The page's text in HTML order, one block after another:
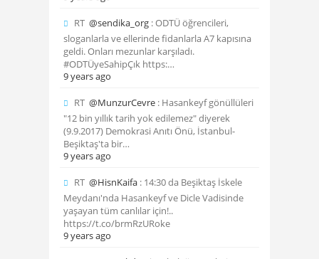
RT @sendika_org : ODTÜ öğrencileri,
sloganlarla ve ellerinde fidanlarla A7 kapısına
geldi. Onları mezunlar karşıladı.
#ODTÜyeSahipÇık https:…
9 years ago
RT @MunzurCevre : Hasankeyf gönüllüleri
"12 bin yıllık tarih yok edilemez" diyerek
(9.9.2017) Demokrasi Anıtı Önü, İstanbul-
Beşiktaş'ta bir…
9 years ago
RT @HisnKaifa : 14:30 da Beşiktaş İskele
Meydanı'nda Hasankeyf ve Dicle Vadisinde
yaşayan tüm canlılar için!..
https://t.co/brmRzURoke
9 years ago